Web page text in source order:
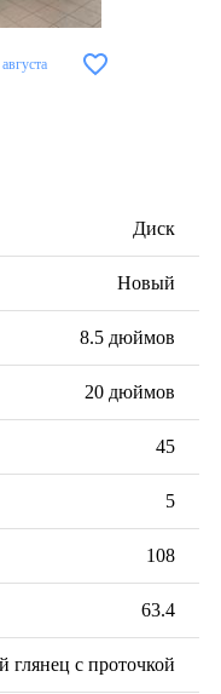
Диск
Новый
8.5 дюймов
20 дюймов
45
5
108
63.4
глянец с проточкой